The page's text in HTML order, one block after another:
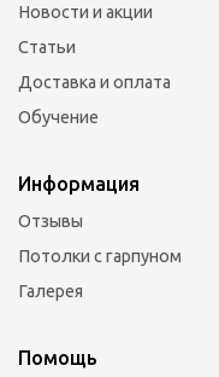
Новости и акции
Статьи
Доставка и оплата
Обучение
Информация
Отзывы
Потолки с гарпуном
Галерея
Помощь